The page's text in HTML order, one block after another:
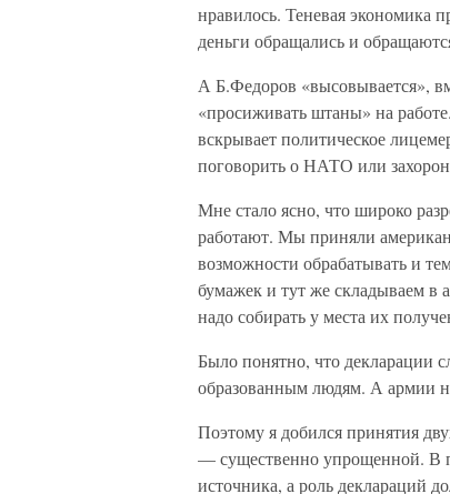
нравилось. Теневая экономика
деньги обращались и
А Б.Федоров «высовывается»,
«просиживать штаны» на
вскрывает политическое
поговорить о НАТО или
Мне стало ясно, что широко
работают. Мы приняли
возможности обрабатывать и
бумажек и тут же складываем в
надо собирать у места их
Было понятно, что декларации
образованным людям. А армии
Поэтому я добился принятия
— существенно упрощенной. В
источника, а роль деклараций